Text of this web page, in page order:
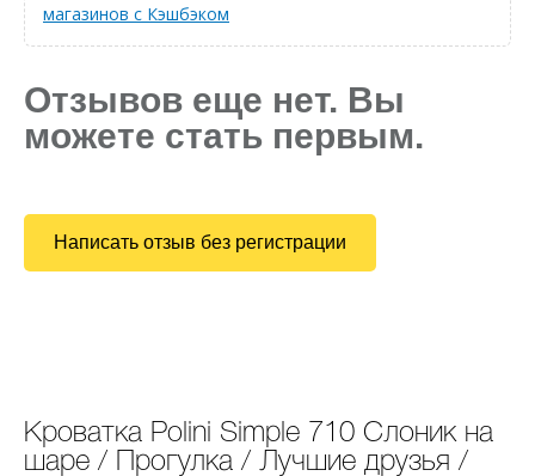
магазинов с Кэшбэком
Отзывов еще нет. Вы
можете стать первым.
Написать отзыв без регистрации
Кроватка Polini Simple 710 Слоник на
шаре / Прогулка / Лучшие друзья /